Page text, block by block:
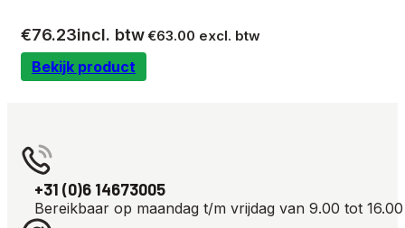
€76.23incl. btw€63.00 excl. btw
Bekijk product
+31 (0)6 14673005
Bereikbaar op maandag t/m vrijdag van 9.00 tot